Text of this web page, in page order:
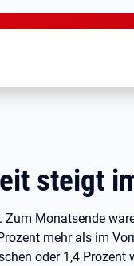
steigt
Monatsende
mehr als im
oder 1,4 Prozent